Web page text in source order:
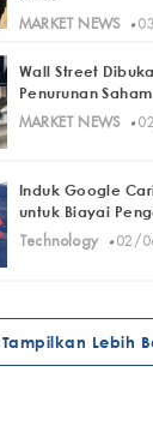
MARKET NEWS·
Wall Street
Penurunan
MARKET NEWS·
Induk Google
untuk Biayai
Technology
· 02/
Tampilkan Lebih